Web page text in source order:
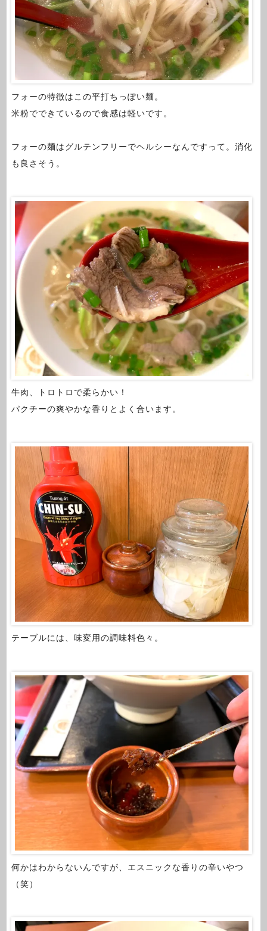
フォーの特徴はこの平打ちっぽい麺。
米粉でできているので食感は軽いです。
フォーの麺はグルテンフリーでヘルシーなんですって。消化
も良さそう。
牛肉、トロトロで柔らかい！
パクチーの爽やかな香りとよく合います。
テーブルには、味変用の調味料色々。
何かはわからないんですが、エスニックな香りの辛いやつ
（笑）